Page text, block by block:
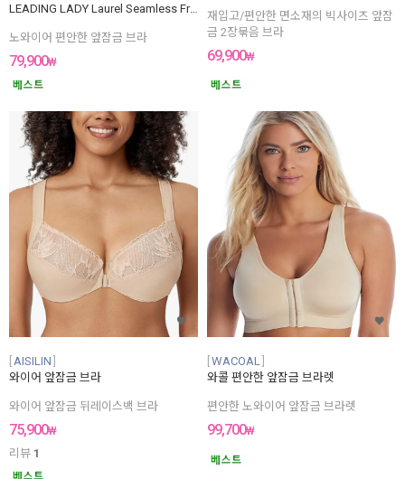
LEADING LADY Laurel Seamless Front-Close Wire-Free Bra
노와이어 편안한 앞잠금 브라
79,900₩
재입고/편안한 면소재의 빅사이즈 앞잠
금 2장묶음 브라
69,900₩
AISILIN
와이어 앞잠금 브라
와이어 앞잠금 뒤레이스백 브라
75,900₩
리뷰 1
WACOAL
와콜 편안한 앞잠금 브라렛
편안한 노와이어 앞잠금 브라렛
99,700₩